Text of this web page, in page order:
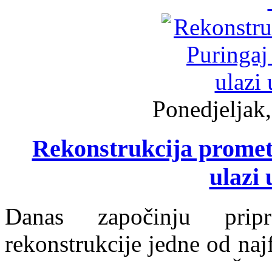
Rekonstrukcija
ulazi
Danas započinju
rekonstrukcije jedne od